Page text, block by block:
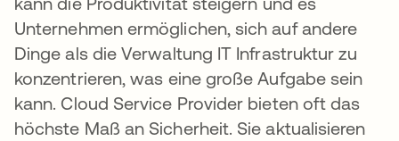
Unternehmen ermöglichen, sich auf andere
Dinge als die Verwaltung IT Infrastruktur zu
konzentrieren, was eine große Aufgabe sein
kann. Cloud Service Provider bieten oft das
höchste Maß an Sicherheit. Sie aktualisieren